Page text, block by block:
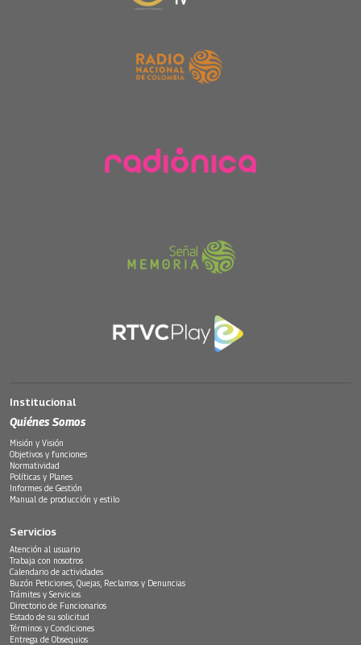
Institucional
Quiénes Somos
Misión y Visión
Objetivos y funciones
Normatividad
Políticas y Planes
Informes de Gestión
Manual de producción y estilo
Servicios
Atención al usuario
Trabaja con nosotros
Calendario de actividades
Buzón Peticiones, Quejas, Reclamos y Denuncias
Trámites y Servicios
Directorio de Funcionarios
Estado de su solicitud
Términos y Condiciones
Entrega de Obsequios